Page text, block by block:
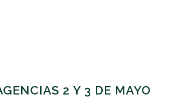
2 Y 3 DE MAYO